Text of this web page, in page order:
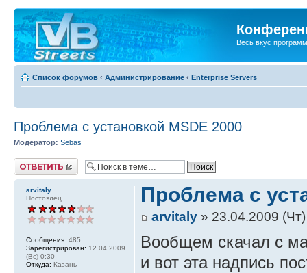
Весь вкус
Список форумов ‹ Администрирование ‹ Enterprise Servers
Проблема с установкой MSDE 2000
Модератор: Sebas
Ответить
arvitaly
Постоялец
Сообщения: 485
Зарегистрирован: 12.04.2009
(Вс) 0:30
Откуда: Казань
Проблема с
arvitaly» 23.04.2009
Вообщем скачал с
и вот эта надпись